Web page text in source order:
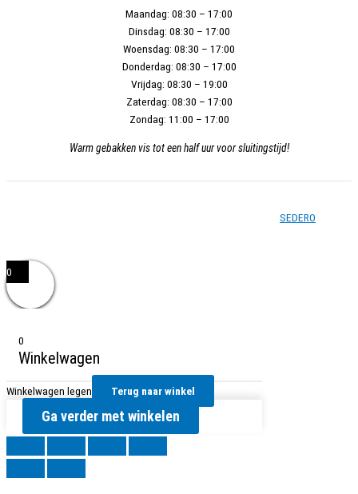
Maandag: 08:30 – 17:00
Dinsdag: 08:30 – 17:00
Woensdag: 08:30 – 17:00
Donderdag: 08:30 – 17:00
Vrijdag: 08:30 – 19:00
Zaterdag: 08:30 – 17:00
Zondag: 11:00 – 17:00
Warm gebakken vis tot een half uur voor sluitingstijd!
SEDERO
0
0
Winkelwagen
Winkelwagen legen Terug naar winkel
Ga verder met winkelen